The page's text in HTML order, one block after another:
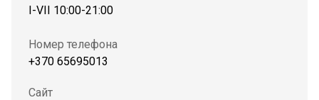
I-VII 10:00-21:00
Номер телефона
+370 65695013
Сайт